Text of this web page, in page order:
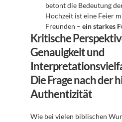
betont die Bedeutung
Hochzeit ist eine Feier
Freunden – ein starkes
Kritische
Genauigkeit und
Die Frage nach der
Authentizität
Wie bei vielen biblischen